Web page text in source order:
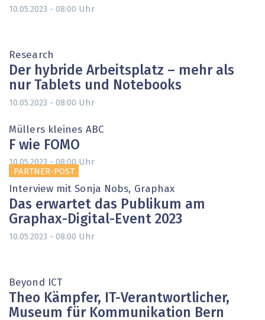
10.05.2023 - 08:00 Uhr
Research
Der hybride Arbeitsplatz – mehr als
nur Tablets und Notebooks
10.05.2023 - 08:00 Uhr
Müllers kleines ABC
F wie FOMO
10.05.2023 - 08:00Uhr
PARTNER-POST
Interview mit Sonja Nobs, Graphax
Das erwartet das Publikum am
Graphax-Digital-Event 2023
10.05.2023 - 08:00 Uhr
Beyond ICT
Theo Kämpfer, IT-Verantwortlicher,
Museum für Kommunikation Bern